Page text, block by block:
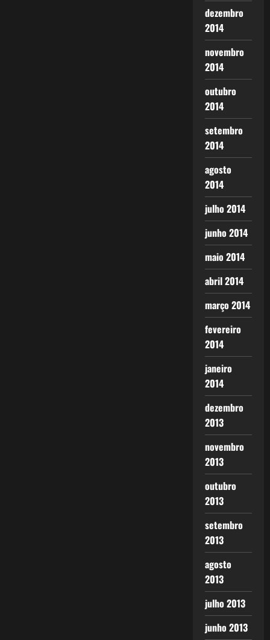
dezembro
2014
novembro
2014
outubro
2014
setembro
2014
agosto
2014
julho 2014
junho 2014
maio 2014
abril 2014
março 2014
fevereiro
2014
janeiro
2014
dezembro
2013
novembro
2013
outubro
2013
setembro
2013
agosto
2013
julho 2013
junho 2013